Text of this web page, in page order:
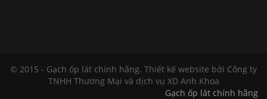
© 2015 - Gạch ốp lát chính hãng. Thiết kế website bởi Công ty
TNHH Thương Mại và dịch vụ XD Anh Khoa
Gạch ốp lát chính hãng